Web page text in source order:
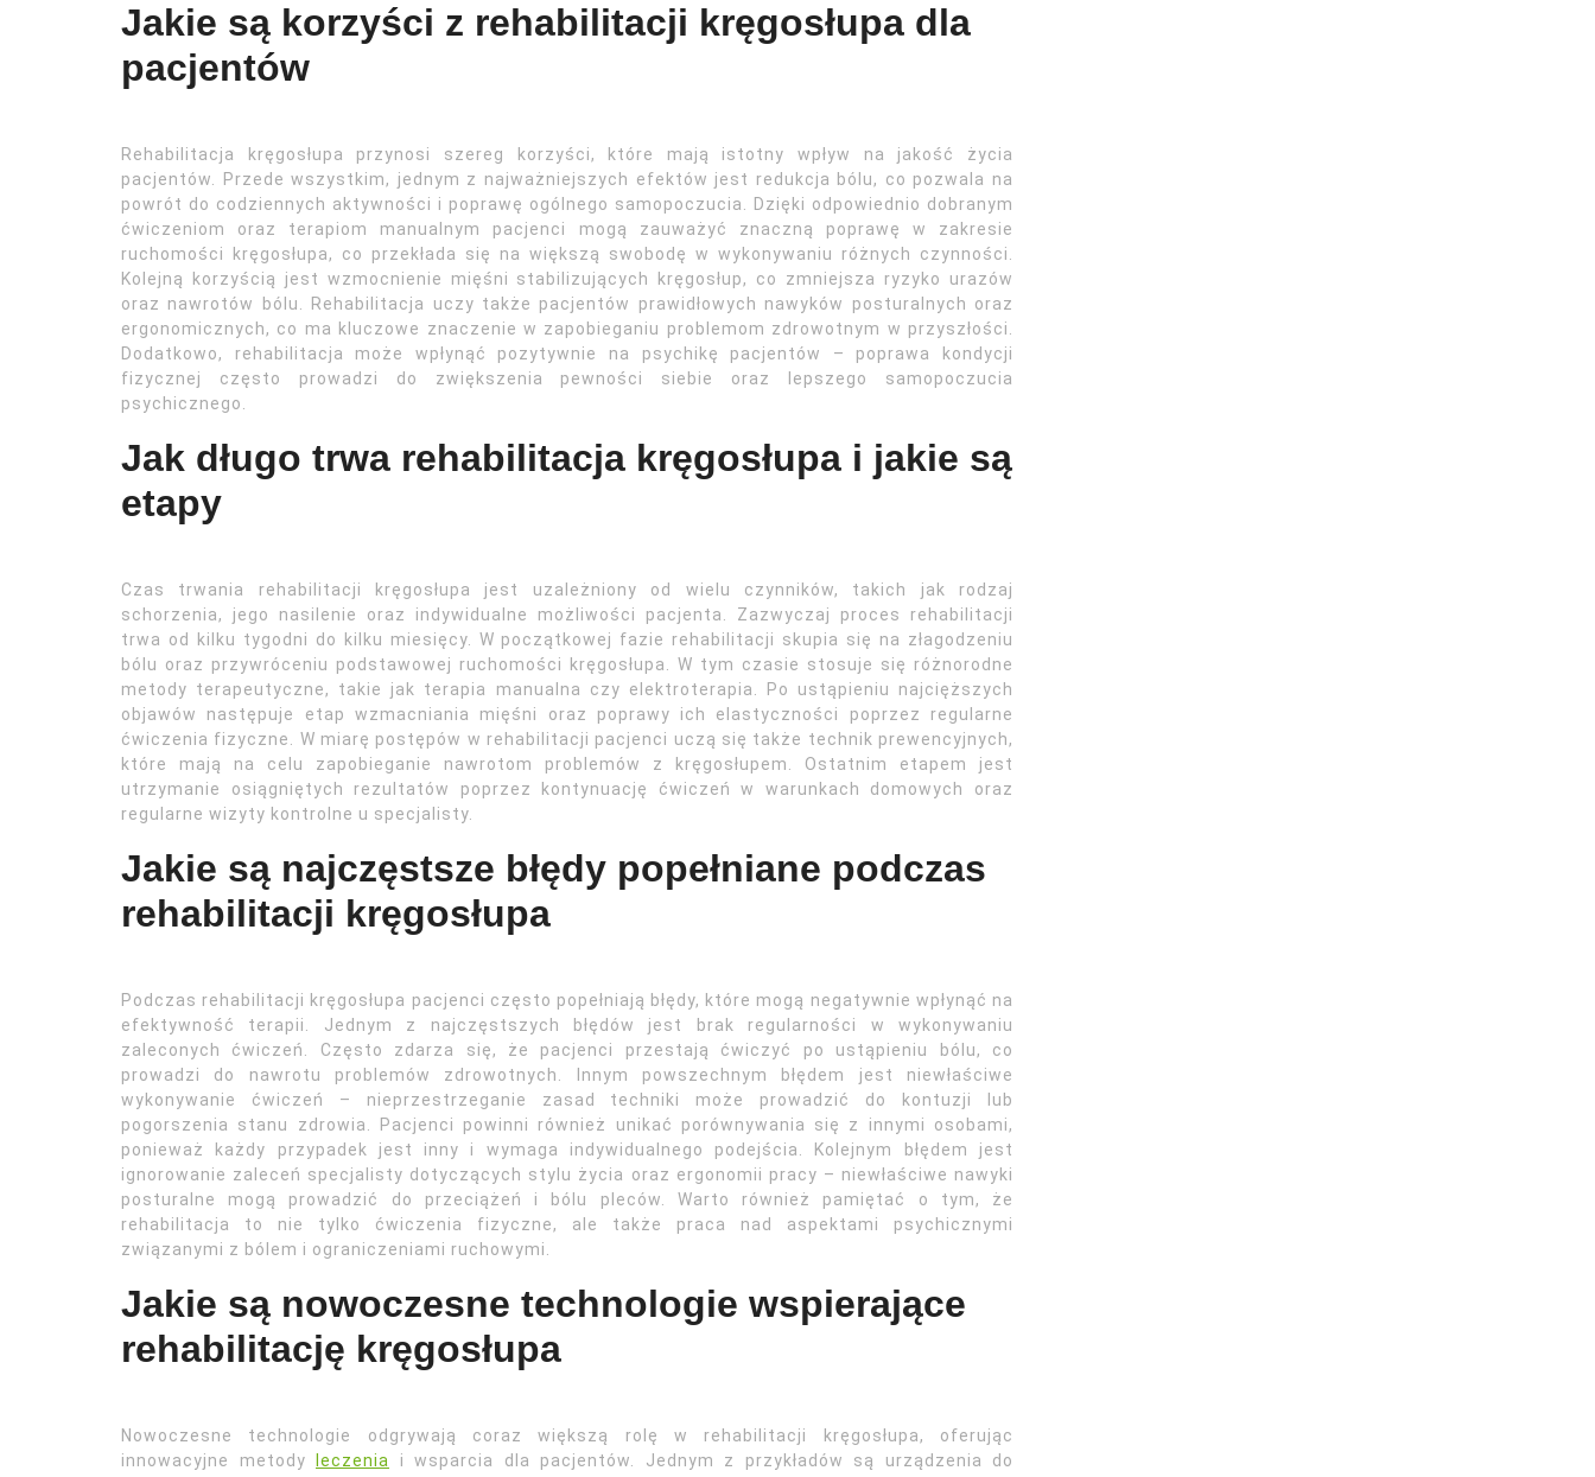
Jakie są korzyści z rehabilitacji kręgosłupa dla
pacjentów
Rehabilitacja kręgosłupa przynosi szereg korzyści, które mają istotny wpływ na jakość życia
pacjentów. Przede wszystkim, jednym z najważniejszych efektów jest redukcja bólu, co pozwala na
powrót do codziennych aktywności i poprawę ogólnego samopoczucia. Dzięki odpowiednio dobranym
ćwiczeniom oraz terapiom manualnym pacjenci mogą zauważyć znaczną poprawę w zakresie
ruchomości kręgosłupa, co przekłada się na większą swobodę w wykonywaniu różnych czynności.
Kolejną korzyścią jest wzmocnienie mięśni stabilizujących kręgosłup, co zmniejsza ryzyko urazów
oraz nawrotów bólu. Rehabilitacja uczy także pacjentów prawidłowych nawyków posturalnych oraz
ergonomicznych, co ma kluczowe znaczenie w zapobieganiu problemom zdrowotnym w przyszłości.
Dodatkowo, rehabilitacja może wpłynąć pozytywnie na psychikę pacjentów – poprawa kondycji
fizycznej często prowadzi do zwiększenia pewności siebie oraz lepszego samopoczucia
psychicznego.
Jak długo trwa rehabilitacja kręgosłupa i jakie są
etapy
Czas trwania rehabilitacji kręgosłupa jest uzależniony od wielu czynników, takich jak rodzaj
schorzenia, jego nasilenie oraz indywidualne możliwości pacjenta. Zazwyczaj proces rehabilitacji
trwa od kilku tygodni do kilku miesięcy. W początkowej fazie rehabilitacji skupia się na złagodzeniu
bólu oraz przywróceniu podstawowej ruchomości kręgosłupa. W tym czasie stosuje się różnorodne
metody terapeutyczne, takie jak terapia manualna czy elektroterapia. Po ustąpieniu najcięższych
objawów następuje etap wzmacniania mięśni oraz poprawy ich elastyczności poprzez regularne
ćwiczenia fizyczne. W miarę postępów w rehabilitacji pacjenci uczą się także technik prewencyjnych,
które mają na celu zapobieganie nawrotom problemów z kręgosłupem. Ostatnim etapem jest
utrzymanie osiągniętych rezultatów poprzez kontynuację ćwiczeń w warunkach domowych oraz
regularne wizyty kontrolne u specjalisty.
Jakie są najczęstsze błędy popełniane podczas
rehabilitacji kręgosłupa
Podczas rehabilitacji kręgosłupa pacjenci często popełniają błędy, które mogą negatywnie wpłynąć na
efektywność terapii. Jednym z najczęstszych błędów jest brak regularności w wykonywaniu
zaleconych ćwiczeń. Często zdarza się, że pacjenci przestają ćwiczyć po ustąpieniu bólu, co
prowadzi do nawrotu problemów zdrowotnych. Innym powszechnym błędem jest niewłaściwe
wykonywanie ćwiczeń – nieprzestrzeganie zasad techniki może prowadzić do kontuzji lub
pogorszenia stanu zdrowia. Pacjenci powinni również unikać porównywania się z innymi osobami,
ponieważ każdy przypadek jest inny i wymaga indywidualnego podejścia. Kolejnym błędem jest
ignorowanie zaleceń specjalisty dotyczących stylu życia oraz ergonomii pracy – niewłaściwe nawyki
posturalne mogą prowadzić do przeciążeń i bólu pleców. Warto również pamiętać o tym, że
rehabilitacja to nie tylko ćwiczenia fizyczne, ale także praca nad aspektami psychicznymi
związanymi z bólem i ograniczeniami ruchowymi.
Jakie są nowoczesne technologie wspierające
rehabilitację kręgosłupa
Nowoczesne technologie odgrywają coraz większą rolę w rehabilitacji kręgosłupa, oferując
innowacyjne metody
leczenia
i wsparcia dla pacjentów. Jednym z przykładów są urządzenia do